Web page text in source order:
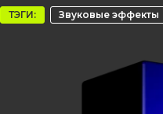
ТЭГИ: Звуковые эффекты